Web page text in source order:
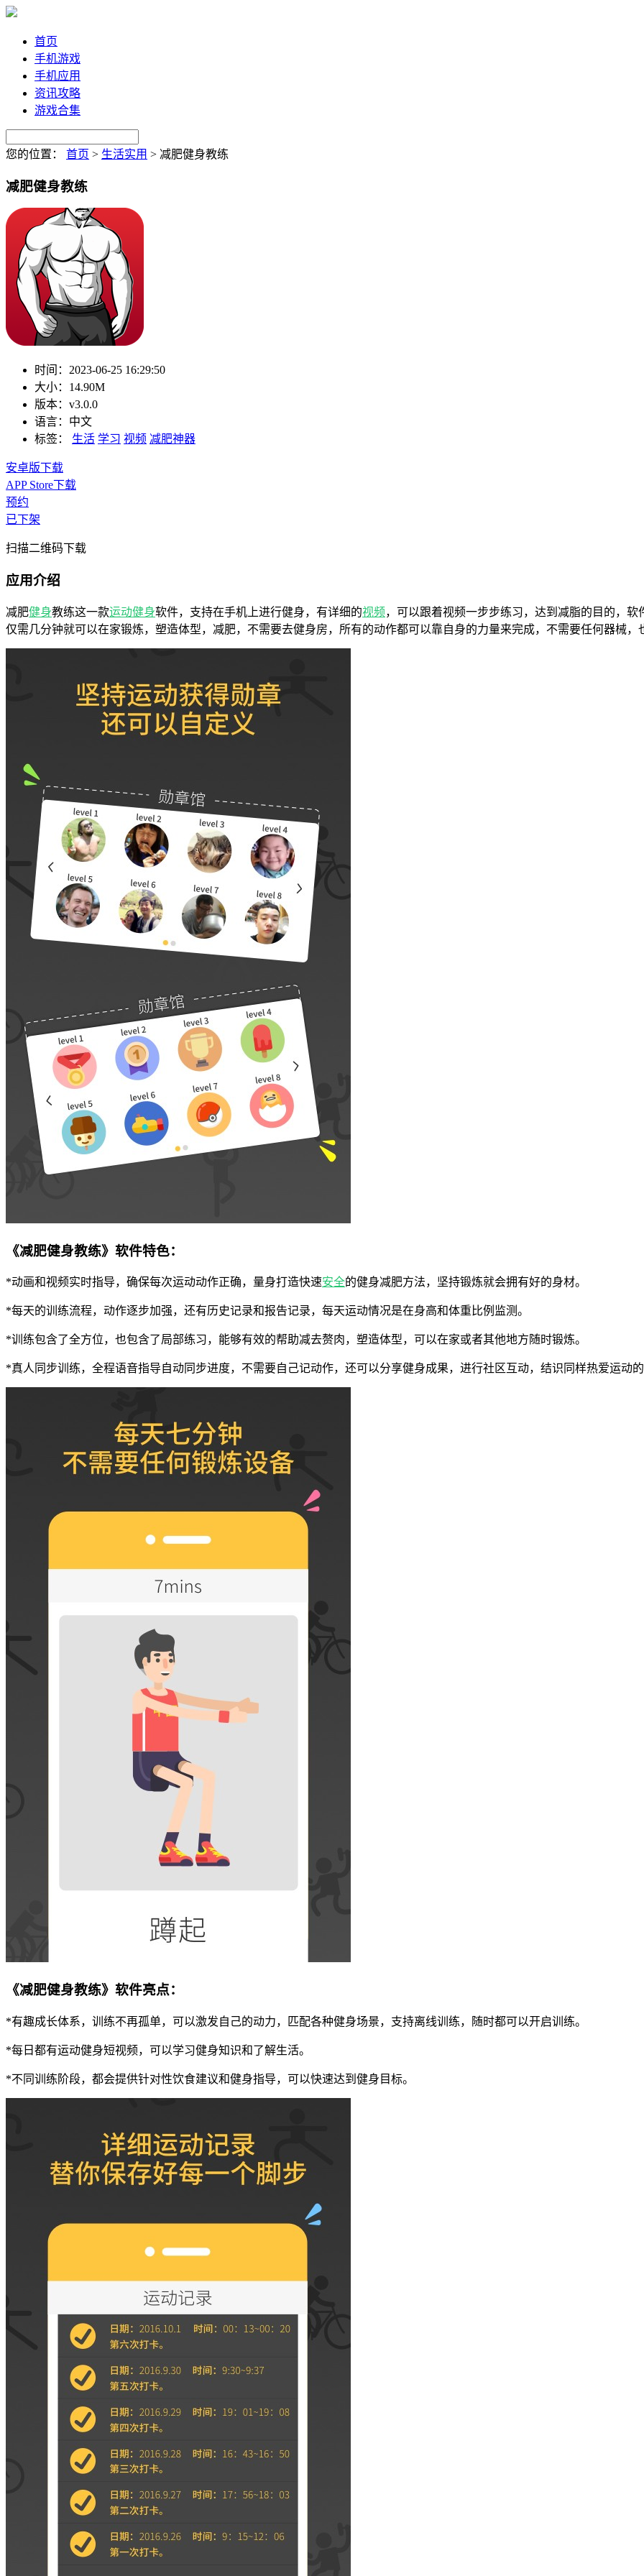
首页
手机游戏
手机应用
资讯攻略
游戏合集
您的位置： 首页 > 生活实用 > 减肥健身教练
减肥健身教练
时间： 2023-06-25 16:29:50
大小： 14.90M
版本： v3.0.0
语言： 中文
标签：
生活 学习 视频 减肥神器
安卓版下载
APP Store下载
预约
已下架
扫描二维码下载
应用介绍
减肥健身教练这一款运动健身软件，支持在手机上进行健身，有详细的视频，可以跟着视频一步步练习，达到减脂的目的，
仅需几分钟就可以在家锻炼，塑造体型，减肥，不需要去健身房，所有的动作都可以靠自身的力量来完成，不需要任何器械，
《减肥健身教练》软件特色：
*动画和视频实时指导，确保每次运动动作正确，量身打造快速安全的健身减肥方法，坚持锻炼就会拥有好的身材。
*每天的训练流程，动作逐步加强，还有历史记录和报告记录，每天运动情况是在身高和体重比例监测。
*训练包含了全方位，也包含了局部练习，能够有效的帮助减去赘肉，塑造体型，可以在家或者其他地方随时锻炼。
*真人同步训练，全程语音指导自动同步进度，不需要自己记动作，还可以分享健身成果，进行社区互动，结识同样热爱运动的
《减肥健身教练》软件亮点：
*有趣成长体系，训练不再孤单，可以激发自己的动力，匹配各种健身场景，支持离线训练，随时都可以开启训练。
*每日都有运动健身短视频，可以学习健身知识和了解生活。
*不同训练阶段，都会提供针对性饮食建议和健身指导，可以快速达到健身目标。